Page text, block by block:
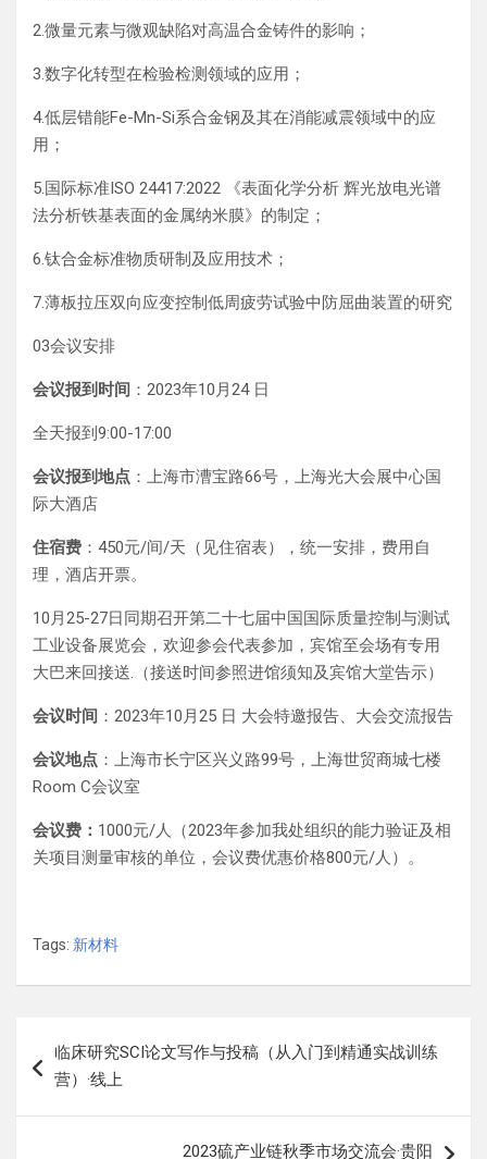
2.微量元素与微观缺陷对高温合金铸件的影响；
3.数字化转型在检验检测领域的应用；
4.低层错能Fe-Mn-Si系合金钢及其在消能减震领域中的应
用；
5.国际标准ISO 24417:2022 《表面化学分析 辉光放电光谱
法分析铁基表面的金属纳米膜》的制定；
6.钛合金标准物质研制及应用技术；
7.薄板拉压双向应变控制低周疲劳试验中防屈曲装置的研究
03会议安排
会议报到时间 ：2023年10月24 日
全天报到9:00-17:00
会议报到地点 ：上海市漕宝路66号，上海光大会展中心国
际大酒店
住宿费 ：450元/间/天（见住宿表），统一安排，费用自
理，酒店开票。
10月25-27日同期召开第二十七届中国国际质量控制与测试
工业设备展览会，欢迎参会代表参加，宾馆至会场有专用
大巴来回接送.（接送时间参照进馆须知及宾馆大堂告示）
会议时间 ：2023年10月25 日 大会特邀报告、大会交流报告
会议地点 ：上海市长宁区兴义路99号，上海世贸商城七楼
Room C会议室
会议费： 1000元/人（2023年参加我处组织的能力验证及相
关项目测量审核的单位，会议费优惠价格800元/人）。
Tags: 新材料
章
临床研究SCI论文写作与投稿（从入门到精通实战训练
营）·线上
2023硫产业链秋季市场交流会·贵阳